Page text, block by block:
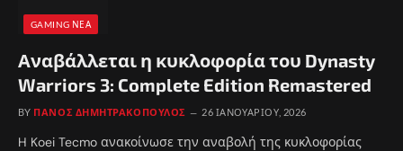
GAMING ΝΈΑ
Αναβάλλεται η κυκλοφορία του Dynasty
Warriors 3: Complete Edition Remastered
BY ΠΆΝΟΣ ΔΗΜΗΤΡΑΚΌΠΟΥΛΟΣ 26 ΙΑΝΟΥΑΡΊΟΥ, 2026
H Koei Tecmo ανακοίνωσε την αναβολή της κυκλοφορίας